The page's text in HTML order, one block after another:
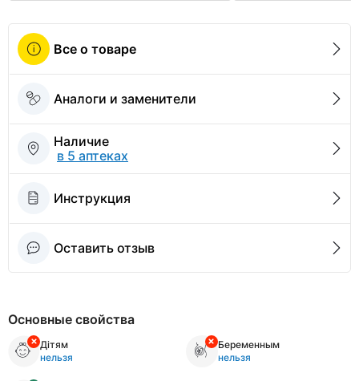
Все о товаре
Аналоги и заменители
Наличие
в 5 аптеках
Инструкция
Оставить отзыв
Основные свойства
Дітям
нельзя
Беременным
нельзя